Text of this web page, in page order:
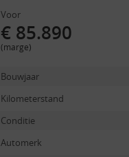
Voor
€ 85.890
(marge)
Bouwjaar
Kilometerstand
Conditie
Automerk